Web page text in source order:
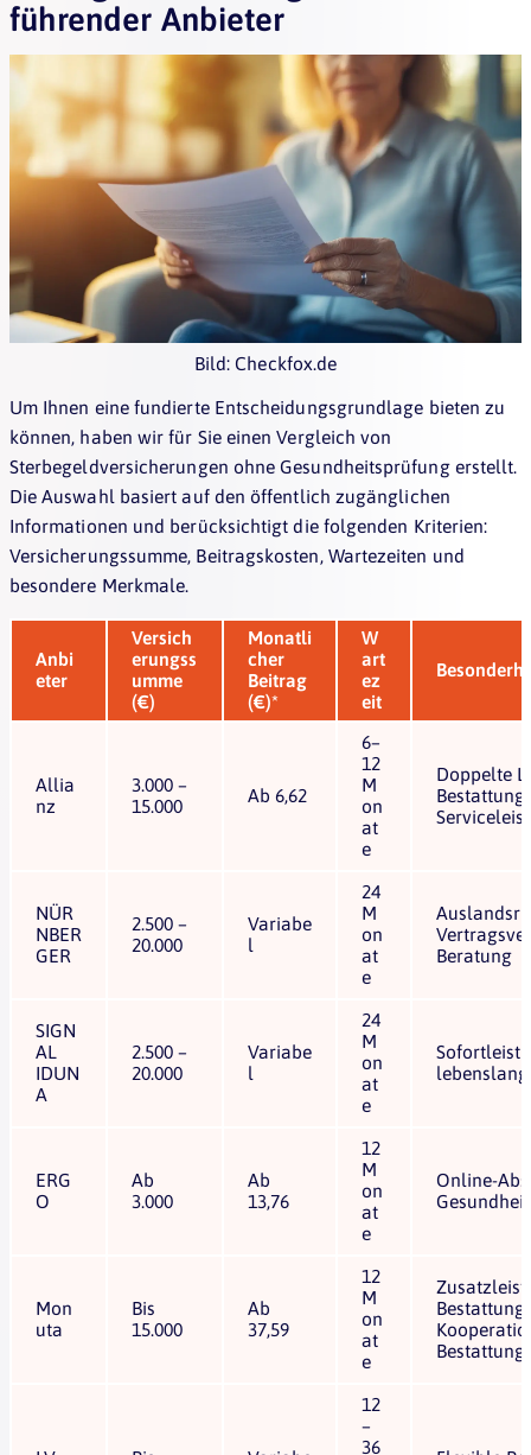
führender Anbieter
Bild: Checkfox.de
Um Ihnen eine fundierte Entscheidungsgrundlage bieten zu
können, haben wir für Sie einen Vergleich von
Sterbegeldversicherungen ohne Gesundheitsprüfung erstellt.
Die Auswahl basiert auf den öffentlich zugänglichen
Informationen und berücksichtigt die folgenden Kriterien:
Versicherungssumme, Beitragskosten, Wartezeiten und
besondere Merkmale.
Anbi
eter
Versich
erungss
umme
(€)
Monatli
cher
Beitrag
(€)*
W
art
ez
eit
Allia
nz
3.000 –
15.000
Ab 6,62
6–
12
M
on
at
e
Doppelte
NÜR
NBER
GER
2.500 –
20.000
Variabe
l
24
M
on
at
e
Beratung
SIGN
AL
IDUN
A
2.500 –
20.000
Variabe
l
24
M
on
at
e
ERG
O
Ab
3.000
Ab
13,76
12
M
on
at
e
Online-
Mon
uta
Bis
15.000
Ab
37,59
12
M
on
at
e
12
–
36